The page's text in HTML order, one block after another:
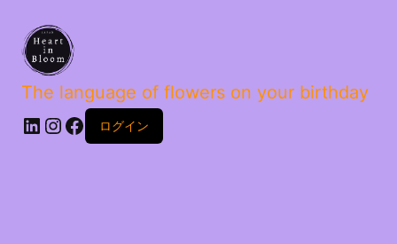
The language of flowers on your birthday
ログイン